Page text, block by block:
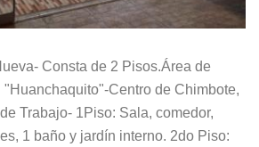
Consta de 2 Pisos.Área de
Centro de Chimbote,
Trabajo- 1Piso: Sala, comedor,
1 baño y jardín interno. 2do Piso: